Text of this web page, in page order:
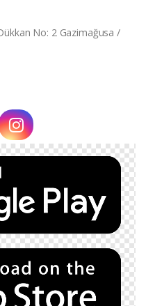
No: 2 Gazimağusa /